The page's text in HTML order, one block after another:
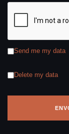
Send me my data
Delete my data